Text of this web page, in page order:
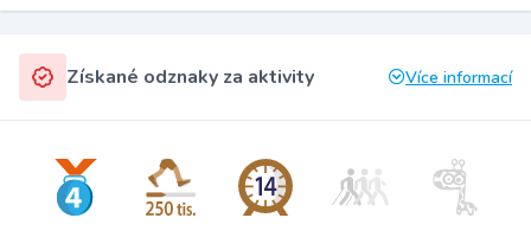
Získané odznaky za aktivity Více informací